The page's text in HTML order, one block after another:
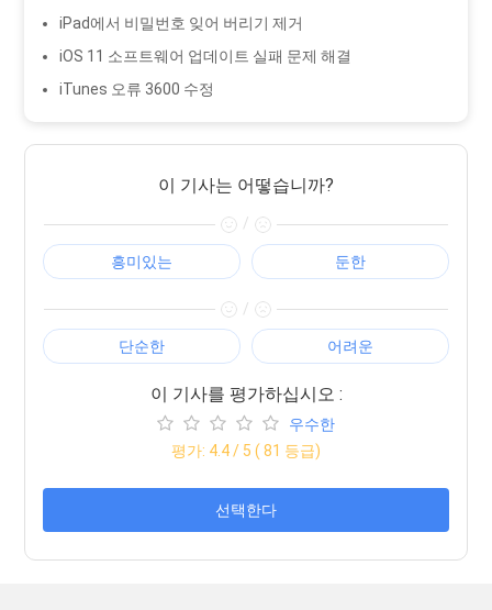
iPad에서 비밀번호 잊어 버리기 제거
iOS 11 소프트웨어 업데이트 실패 문제 해결
iTunes 오류 3600 수정
이 기사는 어떻습니까?
/
흥미있는 둔한
/
단순한 어려운
이 기사를 평가하십시오 :
우수한
평가: 4.4/ 5 ( 81 등급)
선택한다